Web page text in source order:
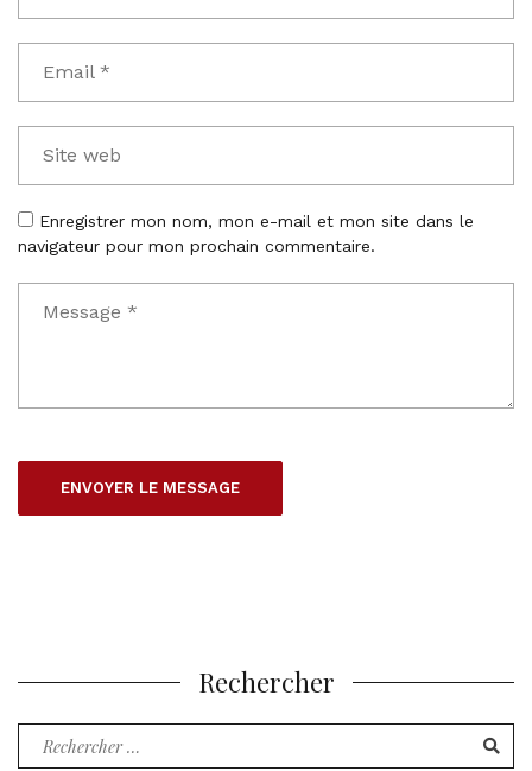
Enregistrer mon nom, mon e-mail et mon site dans le
navigateur pour mon prochain commentaire.
Rechercher
Recherche